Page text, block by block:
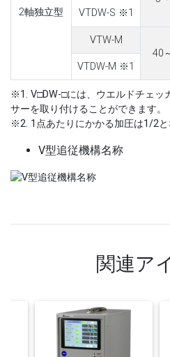
2軸独立型 VTDW-S ※1
VTW-M
40
VTDW-M ※1
※1. V□DW-□には、ウエルドチェッ
サーを取り付けることができます。
※2. 1点あたりにかかる加圧は1/2と
V型追従機構名称
関連ア